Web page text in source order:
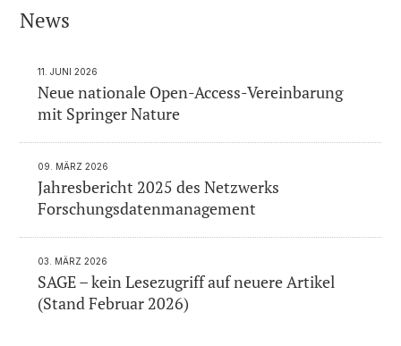
News
11. JUNI 2026
Neue nationale Open-Access-Vereinbarung
mit Springer Nature
09. MÄRZ 2026
Jahresbericht 2025 des Netzwerks
Forschungsdatenmanagement
03. MÄRZ 2026
SAGE – kein Lesezugriff auf neuere Artikel
(Stand Februar 2026)